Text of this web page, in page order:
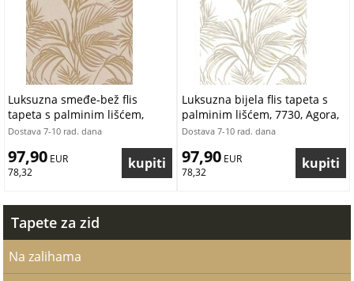
Luksuzna smeđe-bež flis
tapeta s palminim lišćem,
7732, Agora, Parato by
Dostava 7-10 rad. dana
97,90 EUR
78,32
Luksuzna bijela flis tapeta s
palminim lišćem, 7730, Agora,
Parato by Cristiana Masi |
Dostava 7-10 rad. dana
97,90 EUR
78,32
Tapete za zid
Na zalihama